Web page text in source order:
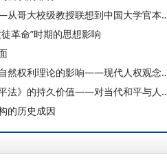
龚刃韧：不畏权势的法学家——
革命”时期的思想影响
龚刃韧：格劳秀斯对自然法和
龚刃韧：格劳秀斯《战争与和
的历史成因